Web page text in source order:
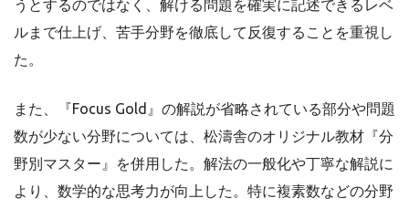
うとするのではなく、解ける問題を確実に記述できるレベ
ルまで仕上げ、苦手分野を徹底して反復することを重視し
た。
また、『Focus Gold』の解説が省略されている部分や問題
数が少ない分野については、松濤舎のオリジナル教材『分
野別マスター』を併用した。解法の一般化や丁寧な解説に
より、数学的な思考力が向上した。特に複素数などの分野